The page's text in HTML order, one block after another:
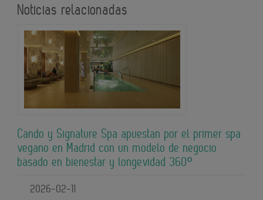
Noticias relacionadas
Cando y Signature Spa apuestan por el primer spa
vegano en Madrid con un modelo de negocio
basado en bienestar y longevidad 360º
2026-02-11